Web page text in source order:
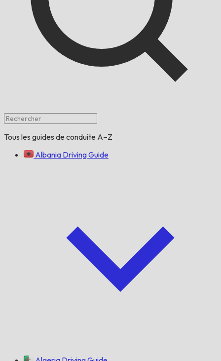
Tous les guides de conduite A–Z
Albania Driving Guide